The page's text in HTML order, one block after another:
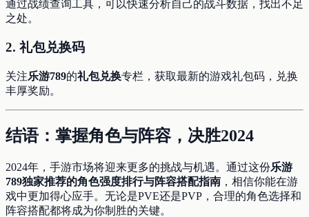
通过战绩查询工具，可以快速分析自己的战斗数据，找出不足
之处。
2. 礼包兑换码
关注乐游789的礼包兑换专栏，获取最新的游戏礼包码，兑换
丰厚奖励。
结语：掌握角色与阵容，决胜2024
2024年，手游市场将迎来更多的挑战与机遇。通过这份乐游
789独家推荐的角色强度排行与阵容搭配指南 ，相信你能在游
戏中更加得心应手。无论是PVE还是PVP，合理的角色选择和
阵容搭配都将成为你制胜的关键。